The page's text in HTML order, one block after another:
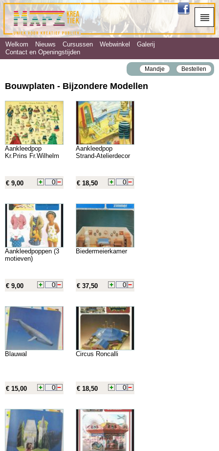
Welkom Nieuws Cursussen Webwinkel
Galerij
Contact en Openingstijden
Mandje Bestellen
Bouwplaten - Bijzondere Modellen
Aankleedpop
Kr.Prins Fr.Wilhelm
€ 9,00
Aankleedpop
Strand-Atelierdecor
€ 18,50
Aankleedpoppen (3
motieven)
€ 9,00
Biedermeierkamer
€ 37,50
Blauwal
€ 15,00
Circus Roncalli
€ 18,50